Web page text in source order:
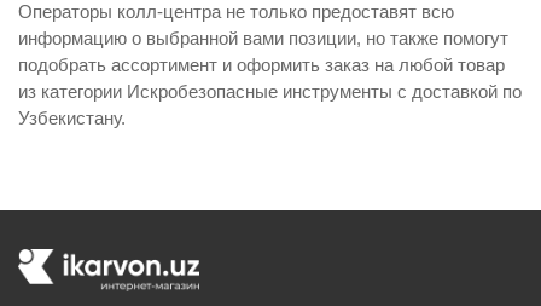
Операторы колл-центра не только предоставят всю
информацию о выбранной вами позиции, но также помогут
подобрать ассортимент и оформить заказ на любой товар
из категории Искробезопасные инструменты с доставкой по
Узбекистану.